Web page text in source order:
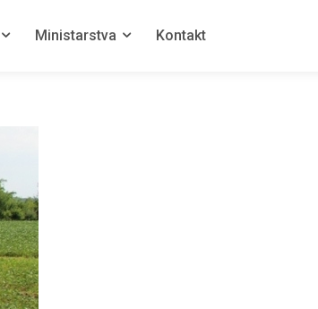
Ministarstva Kontakt